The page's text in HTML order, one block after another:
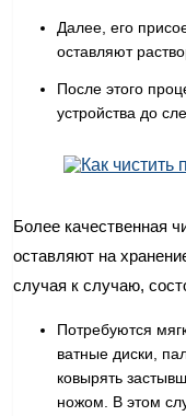
Далее, его
оставляют
После этого
устройства до
Более качественная
оставляют на
случая к случаю,
Потребуются
ватные диски,
ковырять
ножом. В этом